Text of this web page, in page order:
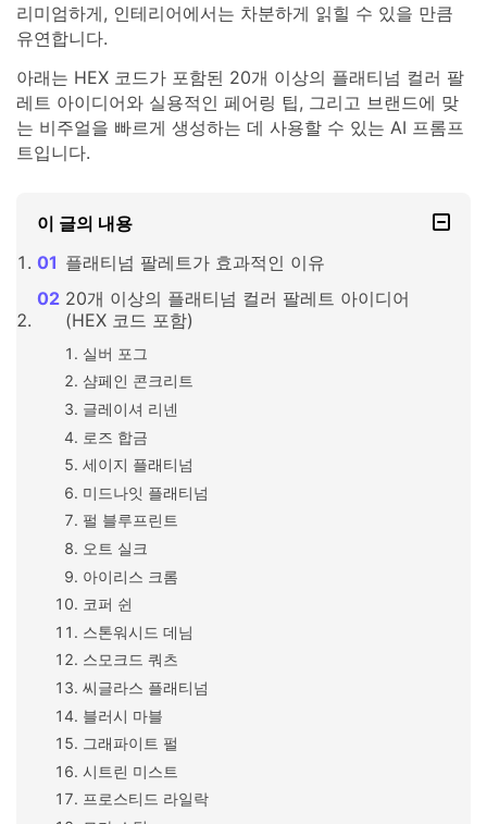
리미엄하게, 인테리어에서는 차분하게 읽힐 수 있을 만큼
유연합니다.
아래는 HEX 코드가 포함된 20개 이상의 플래티넘 컬러 팔
레트 아이디어와 실용적인 페어링 팁, 그리고 브랜드에 맞
는 비주얼을 빠르게 생성하는 데 사용할 수 있는 AI 프롬프
트입니다.
이 글의 내용
플래티넘 팔레트가 효과적인 이유
20개 이상의 플래티넘 컬러 팔레트 아이디어
(HEX 코드 포함)
실버 포그
샴페인 콘크리트
글레이셔 리넨
로즈 합금
세이지 플래티넘
미드나잇 플래티넘
펄 블루프린트
오트 실크
아이리스 크롬
코퍼 쉰
스톤워시드 데님
스모크드 쿼츠
씨글라스 플래티넘
블러시 마블
그래파이트 펄
시트린 미스트
프로스티드 라일락